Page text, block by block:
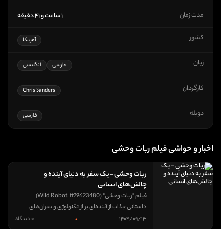
مدت زمان ۱ ساعت و ۴۱ دقیقه
کشور آمریکا
زبان فارسی انگلیسی
کارگردان Chris Sanders
دوبله فارسی
اخبار و حواشی فیلم ربات وحشی
ربات وحشی - یک سفر به دنیای آینده و
چالش‌های انسانی
فیلم "ربات وحشی" (Wild Robot, tt29623480)
داستانی جذاب از آینده‌ای پر از تکنولوژی و بحران‌های
انسانی را روایت می‌کند. این فیلم در دنیایی اتفاق می‌افتد
۱۴۰۴/۰۹/۱۳ • ۰ دیدگاه